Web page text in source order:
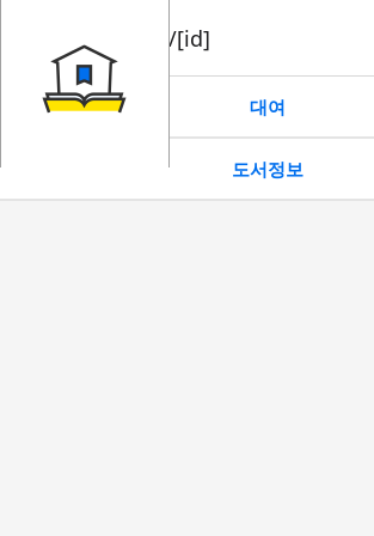
book/rent/[id]
대여
도서정보